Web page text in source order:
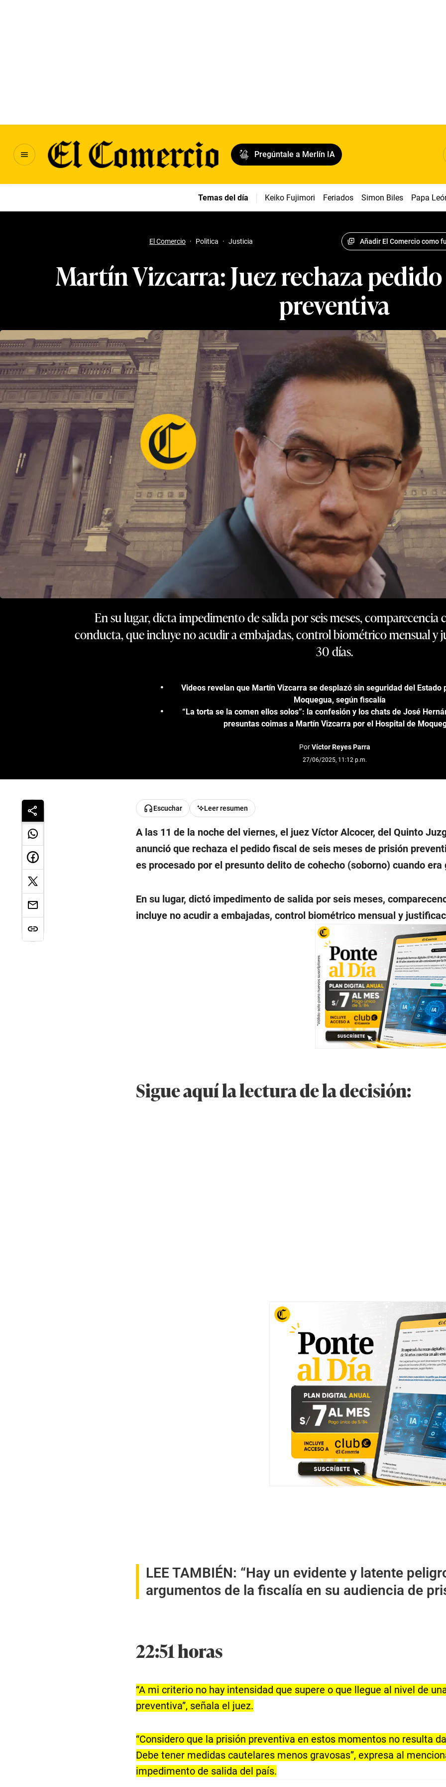
Pregúntale a Merlín IA
Temas del día Keiko Fujimori Feriados Simon Biles Papa
El Comercio · Politica · Justicia Añadir El Comercio como
Martín Vizcarra: Juez rechaza
preventiva
En su lugar, dicta impedimento de salida por seis meses, comparecencia
conducta, que incluye no acudir a embajadas, control biométrico mensual y
30 días.
Videos revelan que Martín Vizcarra se desplazó sin seguridad del Estado
Moquegua, según fiscalía
“La torta se la comen ellos solos”: la confesión y los chats de José
presuntas coimas a Martín Vizcarra por el Hospital de
PorVíctor Reyes Parra
27/06/2025, 11:12 p.m.
Escuchar Leer resumen
A las 11 de la noche del viernes, el juez Víctor Alcocer, del Quinto
anunció que rechaza el pedido fiscal de seis meses de prisión
es procesado por el presunto delito de cohecho (soborno) cuando
En su lugar, dictó impedimento de salida por seis meses,
incluye no acudir a embajadas, control biométrico mensual y
Sigue aquí la lectura de la decisión:
LEE TAMBIÉN: “Hay un evidente y latente
argumentos de la fiscalía en su audiencia de
22:51 horas
“A mi criterio no hay intensidad que supere o que llegue al nivel de
preventiva”, señala el juez.
“Considero que la prisión preventiva en estos momentos no resulta
Debe tener medidas cautelares menos gravosas”, expresa al
impedimento de salida del país.